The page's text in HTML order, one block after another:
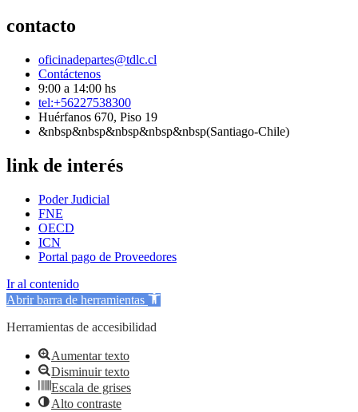
contacto
oficinadepartes@tdlc.cl
Contáctenos
9:00 a 14:00 hs
tel:+56227538300
Huérfanos 670, Piso 19
&nbsp&nbsp&nbsp&nbsp&nbsp(Santiago-Chile)
link de interés
Poder Judicial
FNE
OECD
ICN
Portal pago de Proveedores
Ir al contenido
Abrir barra de herramientas
Herramientas de accesibilidad
Aumentar texto
Disminuir texto
Escala de grises
Alto contraste